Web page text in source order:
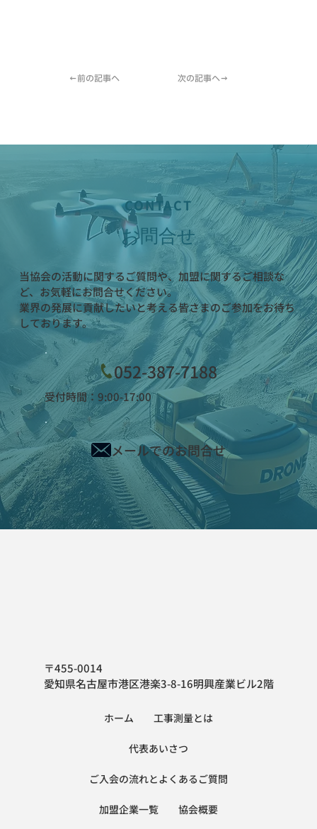
←前の記事へ 次の記事へ→
CONTACT
お問合せ
当協会の活動に関するご質問や、加盟に関するご相談な
ど、お気軽にお問合せください。
業界の発展に貢献したいと考える皆さまのご参加をお待ち
しております。
052-387-7188
受付時間：9:00-17:00
メールでのお問合せ
〒455-0014
愛知県名古屋市港区港楽3-8-16明興産業ビル2階
ホーム 工事測量とは
代表あいさつ
ご入会の流れとよくあるご質問
加盟企業一覧 協会概要